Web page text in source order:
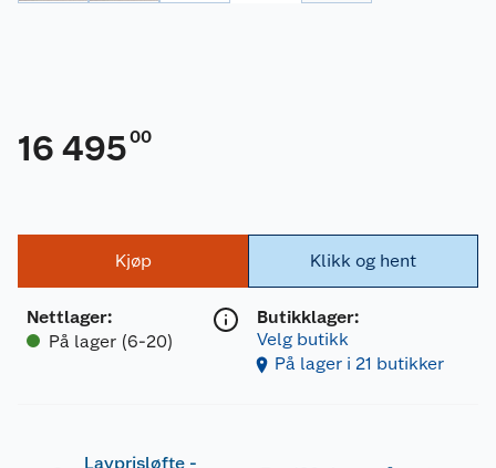
16 49500
Kjøp
Nettlager:
På lager (6-20)
Klikk og hent
Butikklager:
Velg butikk
På lager i 21 butikker
Lavprisløfte -